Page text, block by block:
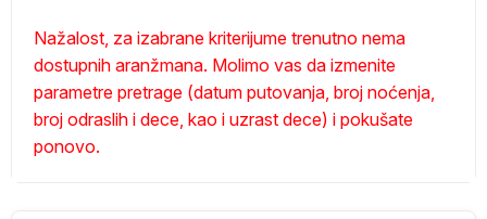
Nažalost, za izabrane kriterijume trenutno nema
dostupnih aranžmana. Molimo vas da izmenite
parametre pretrage (datum putovanja, broj noćenja,
broj odraslih i dece, kao i uzrast dece) i pokušate
ponovo.